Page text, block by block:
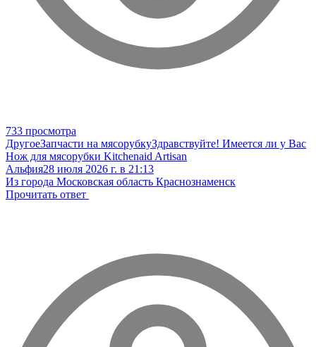
733 просмотра
ДругоеЗапчасти на мясорубкуЗдравствуйте! Имеется ли у Вас
Нож для мясорубки Kitchenaid Artisan
Альфия28 июля 2026 г. в 21:13
Из города Московская область Краснознаменск
Прочитать ответ